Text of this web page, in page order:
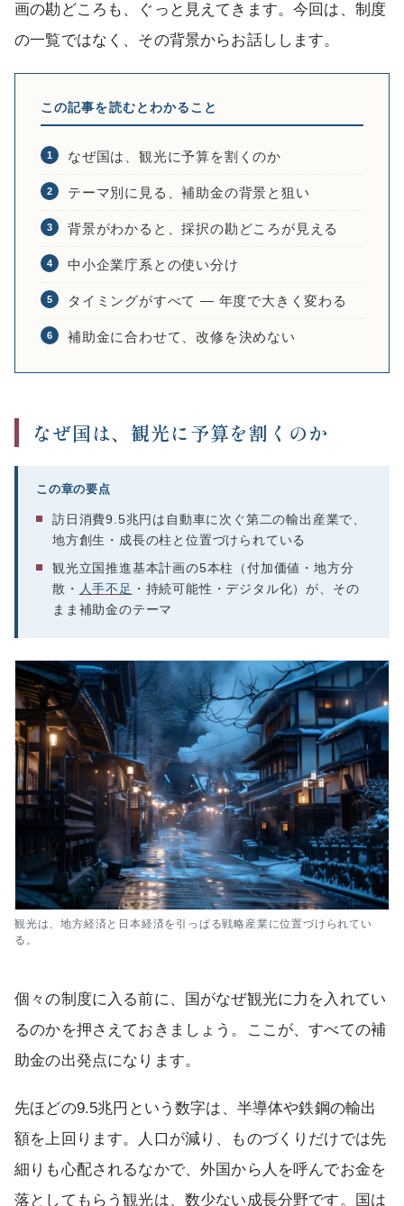
画の勘どころも、ぐっと見えてきます。今回は、制度
の一覧ではなく、その背景からお話しします。
この記事を読むとわかること
1 なぜ国は、観光に予算を割くのか
2 テーマ別に見る、補助金の背景と狙い
3 背景がわかると、採択の勘どころが見える
4 中小企業庁系との使い分け
5 タイミングがすべて ― 年度で大きく変わる
6 補助金に合わせて、改修を決めない
なぜ国は、観光に予算を割くのか
この章の要点
訪日消費9.5兆円は自動車に次ぐ第二の輸出産業で、
地方創生・成長の柱と位置づけられている
観光立国推進基本計画の5本柱（付加価値・地方分
散・ 人手不足 ・持続可能性・デジタル化）が、その
まま補助金のテーマ
観光は、地方経済と日本経済を引っぱる戦略産業に位置づけられてい
る。
個々の制度に入る前に、国がなぜ観光に力を入れてい
るのかを押さえておきましょう。ここが、すべての補
助金の出発点になります。
先ほどの9.5兆円という数字は、半導体や鉄鋼の輸出
額を上回ります。人口が減り、ものづくりだけでは先
細りも心配されるなかで、外国から人を呼んでお金を
落としてもらう観光は、数少ない成長分野です。国は